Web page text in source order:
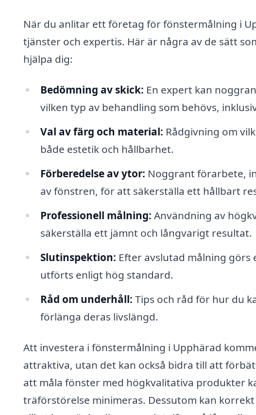
När du anlitar ett företag för fönstermålning i
tjänster och expertis. Här är några av de sätt
hjälpa dig:
Bedömning av skick: En expert kan
vilken typ av behandling som behövs,
Val av färg och material: Rådgivning om
både estetik och hållbarhet.
Förberedelse av ytor: Noggrant förarbete,
av fönstren, för att säkerställa ett hållbart
Professionell målning: Användning av
säkerställa ett jämnt och långvarigt resultat.
Slutinspektion: Efter avslutad målning
utförts enligt hög standard.
Råd om underhåll: Tips och råd för hur du
förlänga deras livslängd.
Att investera i fönstermålning i Upphärad
attraktiva, utan det kan också bidra till att
att måla fönster med högkvalitativa produkter
träförstörelse minimeras. Dessutom kan